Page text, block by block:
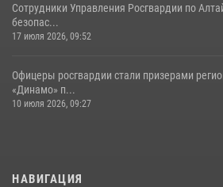
Сотрудники Управления Росгвардии по
безопас...
17 июля 2026, 09:52
Офицеры росгвардии стали призерами
«Динамо» п...
10 июля 2026, 09:27
НАВИГАЦИЯ